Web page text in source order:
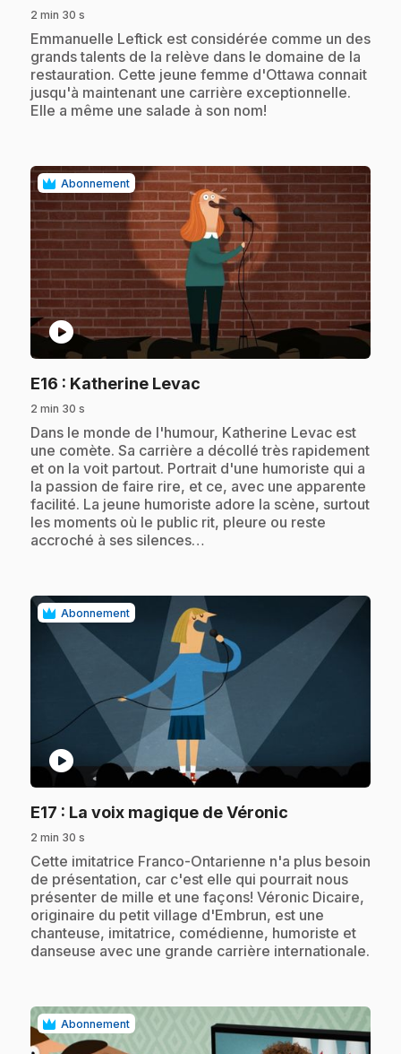
2 min 30 s
.Emmanuelle Leftick est considérée comme un des
grands talents de la relève dans le domaine de la
restauration. Cette jeune femme d'Ottawa connait
jusqu'à maintenant une carrière exceptionnelle.
Elle a même une salade à son nom!
Abonnement
play_circle
E16 : Katherine Levac
2 min 30 s
.Dans le monde de l'humour, Katherine Levac est
une comète. Sa carrière a décollé très rapidement
et on la voit partout. Portrait d'une humoriste qui a
la passion de faire rire, et ce, avec une apparente
facilité. La jeune humoriste adore la scène, surtout
les moments où le public rit, pleure ou reste
accroché à ses silences…
Abonnement
play_circle
E17 : La voix magique de Véronic
2 min 30 s
.Cette imitatrice Franco-Ontarienne n'a plus besoin
de présentation, car c'est elle qui pourrait nous
présenter de mille et une façons! Véronic Dicaire,
originaire du petit village d'Embrun, est une
chanteuse, imitatrice, comédienne, humoriste et
danseuse avec une grande carrière internationale.
Abonnement